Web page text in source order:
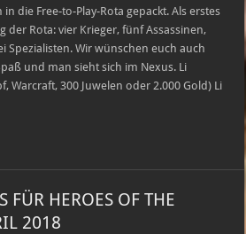
die Free-to-Play-Rota gepackt. Als erstes
der Rota: vier Krieger, fünf Assassinen,
Spezialisten. Wir wünschen euch auch
und man sieht sich im Nexus. Li
Warcraft, 300 Juwelen oder 2.000 Gold) Li
FÜR HEROES OF THE
2018